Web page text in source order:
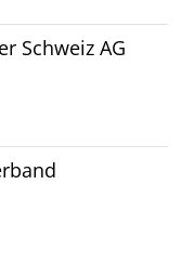
Schweiz AG